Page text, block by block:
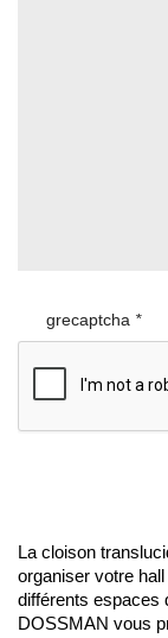
‎ ‎ ‎ ‎ ‎ ‎ grecaptcha *
La cloison
organiser votre
différents espaces
DOSSMAN vous